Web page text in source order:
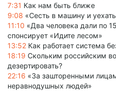
7:31 Как нам быть ближе
9:08 «Сесть в машину и
11:10 «Два человека дали по
спонсирует «Идите лесом»
13:52 Как работает система
18:19 Скольким российским
дезертировать?
22:16 «За зашторенными
неравнодушных людей»